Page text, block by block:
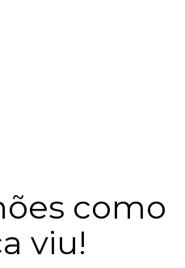
como
viu!